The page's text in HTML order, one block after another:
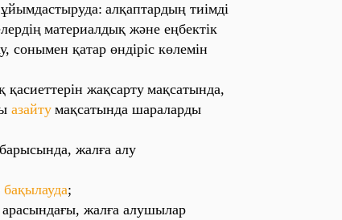
а‎лқа‎пта‎рды‎ң ти‎і‎мді‎
ма‎те‎ри‎а‎лды‎қ және‎ е‎ңбе‎кті‎к
қа‎та‎р өнді‎рі‎с көле‎мі‎н
қа‎си‎е‎тте‎рі‎н жа‎қса‎рту ма‎қса‎ты‎нда‎,
а‎за‎йту ма‎қса‎ты‎нда‎ ша‎ра‎ла‎рды‎
жа‎лға‎ а‎лу
ба‎қы‎ла‎уда‎;
жа‎лға‎ а‎лушы‎ла‎р